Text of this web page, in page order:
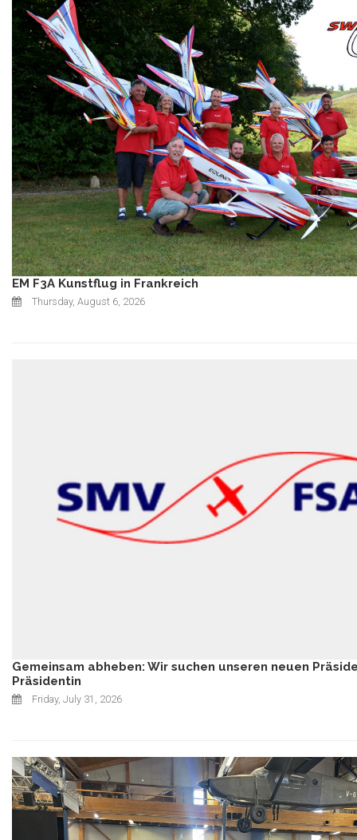
EM F3A Kunstflug in Frankreich
Thursday, August 6, 2026
Gemeinsam abheben: Wir suchen unseren neuen
Präsidentin
Friday, July 31, 2026